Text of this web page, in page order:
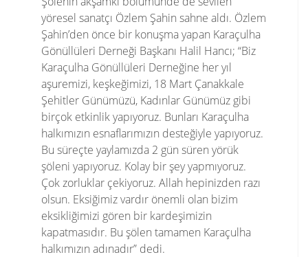
yöresel sanatçı Özlem Şahin sahne aldı. Özlem
Şahin’den önce bir konuşma yapan Karaçulha
Gönüllüleri Derneği Başkanı Halil Hancı; “Biz
Karaçulha Gönüllüleri Derneğine her yıl
aşuremizi, keşkeğimizi, 18 Mart Çanakkale
Şehitler Günümüzü, Kadınlar Günümüz gibi
birçok etkinlik yapıyoruz. Bunları Karaçulha
halkımızın esnaflarımızın desteğiyle yapıyoruz.
Bu süreçte yaylamızda 2 gün süren yörük
şöleni yapıyoruz. Kolay bir şey yapmıyoruz.
Çok zorluklar çekiyoruz. Allah hepinizden razı
olsun. Eksiğimiz vardır önemli olan bizim
eksikliğimizi gören bir kardeşimizin
kapatmasıdır. Bu şölen tamamen Karaçulha
halkımızın adınadır” dedi.